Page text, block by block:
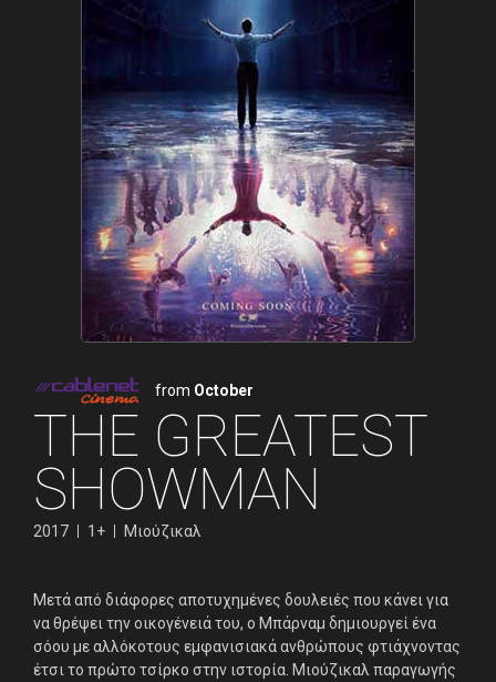
What’s Up
Νέα
Διαφημίστε
Επικοινωνία
from October
THE GREATEST
SHOWMAN
2017 1+ Μιούζικαλ
Μετά από διάφορες αποτυχημένες δουλειές που κάνει για
να θρέψει την οικογένειά του, ο Μπάρναμ δημιουργεί ένα
σόου με αλλόκοτους εμφανισιακά ανθρώπους φτιάχνοντας
έτσι το πρώτο τσίρκο στην ιστορία. Μιούζικαλ παραγωγής